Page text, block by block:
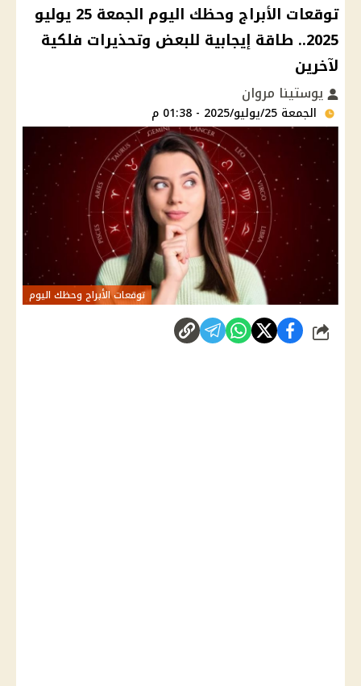
توقعات الأبراج وحظك اليوم الجمعة 25 يوليو
2025.. طاقة إيجابية للبعض وتحذيرات فلكية
لآخرين
يوستينا مروان
الجمعة 25/يوليو/2025 - 01:38 م
توقعات الأبراج وحظك اليوم
شارك